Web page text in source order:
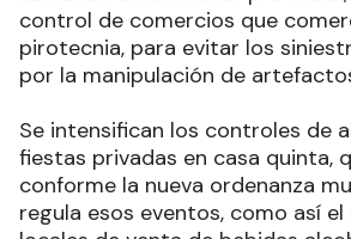
control de comercios que
pirotecnia, para evitar los
por la manipulación de
Se intensifican los controles de
fiestas privadas en casa quinta,
conforme la nueva ordenanza
regula esos eventos, como así